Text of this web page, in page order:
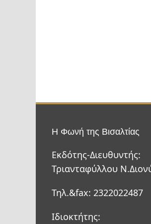
Η Φωνή της Βισαλτίας
Εκδότης-Διευθυντής:
Τριανταφύλλου
Τηλ.&fax: 2322022487
Ιδιοκτήτης: